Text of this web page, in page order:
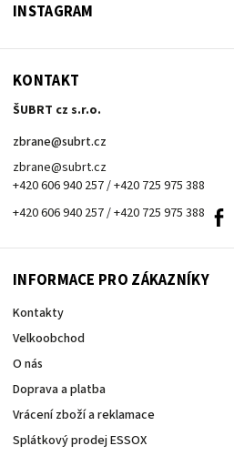
INSTAGRAM
KONTAKT
ŠUBRT cz s.r.o.
zbrane@subrt.cz
zbrane@subrt.cz
+420 606 940 257 / +420 725 975 388
+420 606 940 257 / +420 725 975 388
INFORMACE PRO ZÁKAZNÍKY
Kontakty
Velkoobchod
O nás
Doprava a platba
Vrácení zboží a reklamace
Splátkový prodej ESSOX